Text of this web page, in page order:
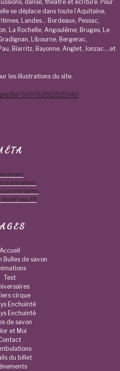
danse, théâtre et écriture. Pour
se déplace dans toute l’Aquitaine,
Landes… Bordeaux, Pessac,
La Rochelle, Angoulême, Bruges, Le
Libourne, Bergerac,
Biarritz, Bayonne, Anglet, Jonzac….et
les illustrations du site.
publications
commentaires
FR
Accueil
Bulles de savon
Test
cirque
Enchuinté
Enchuinté
de savon
et Moi
du billet